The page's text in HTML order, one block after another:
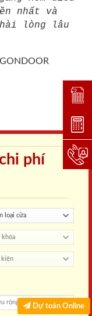
nhất và
hài lòng lâu
phí
Dự toán Online
Đặt
Dự